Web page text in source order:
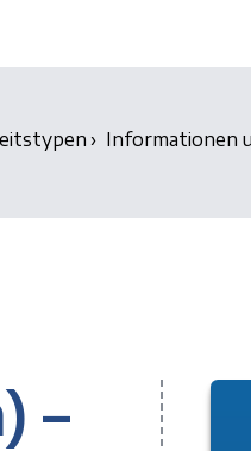
Informationen
–